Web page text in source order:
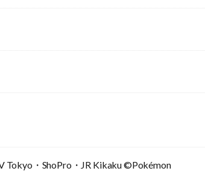
・ShoPro・JR Kikaku ©Pokémon